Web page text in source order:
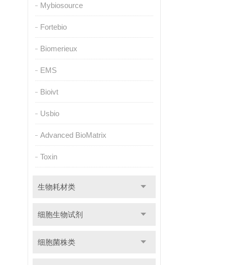
Mybiosource
Fortebio
Biomerieux
EMS
Bioivt
Usbio
Advanced BioMatrix
Toxin
生物耗材类
细胞生物试剂
细胞菌株类